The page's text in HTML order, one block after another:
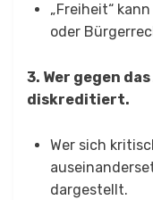
„Freiheit“
oder
3. Wer gegen
diskreditiert.
Wer sich
dargestellt.